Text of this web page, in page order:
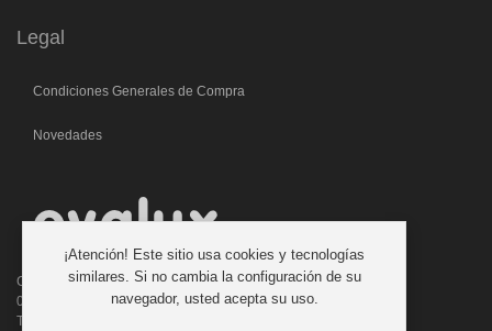
Legal
Condiciones Generales de Compra
Novedades
C/. Laforja, 46
08006 BARCELONA (ESPAÑA)
Teléfono: 933 210 593 - 619 711 900
¡Atención! Este sitio usa cookies y tecnologías
similares. Si no cambia la configuración de su
navegador, usted acepta su uso.